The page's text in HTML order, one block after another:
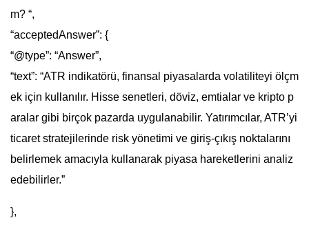
m? “,
“acceptedAnswer”: {
“@type”: “Answer”,
“text”: “ATR indikatörü, finansal piyasalarda volatiliteyi ölçm
ek için kullanılır. Hisse senetleri, döviz, emtialar ve kripto p
aralar gibi birçok pazarda uygulanabilir. Yatırımcılar, ATR’yi
ticaret stratejilerinde risk yönetimi ve giriş-çıkış noktalarını
belirlemek amacıyla kullanarak piyasa hareketlerini analiz
edebilirler.”
},